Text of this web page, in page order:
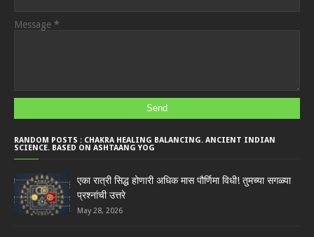
Message *
RANDOM POSTS : CHAKRA HEALING BALANCING. ANCIENT INDIAN
SCIENCE. BASED ON ASHTAANG YOG
एका रात्री सिद्ध होणारी अधिक मास पौर्णिमा विधी! तुमच्या सगळ्या
प्रश्नांची उत्तरे
May 28, 2026